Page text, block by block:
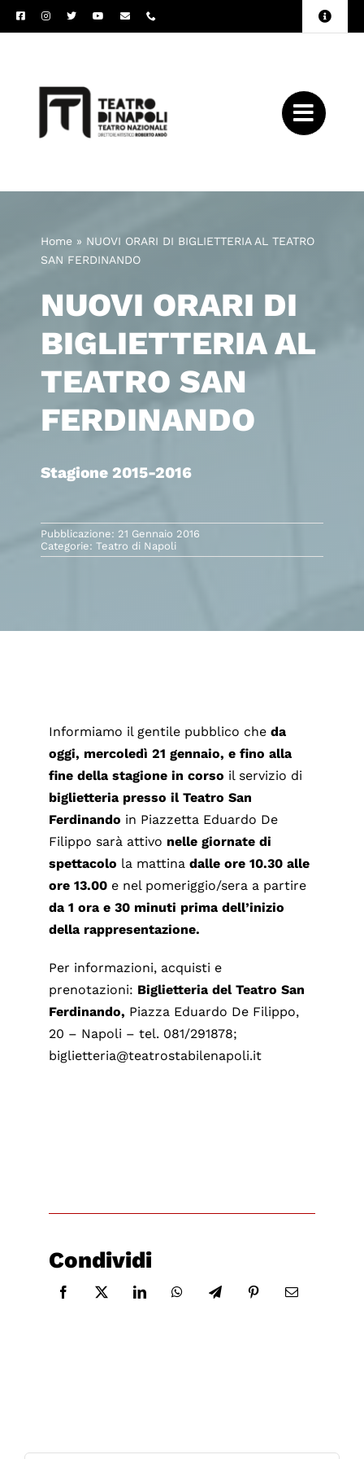
Salta
al
Toggle
Home » NUOVI ORARI DI BIGLIETTERIA AL TEATRO
SAN FERDINANDO
NUOVI ORARI DI
BIGLIETTERIA AL
TEATRO SAN
FERDINANDO
Stagione 2015-2016
Pubblicazione: 21 Gennaio 2016
Categorie: Teatro di Napoli
Informiamo il gentile pubblico che da
oggi, mercoledì 21 gennaio, e fino alla
fine della stagione in corso il servizio di
biglietteria presso il Teatro San
Ferdinando in Piazzetta Eduardo De
Filippo sarà attivo nelle giornate di
spettacolo la mattina dalle ore 10.30 alle
ore 13.00 e nel pomeriggio/sera a partire
da 1 ora e 30 minuti prima dell’inizio
della rappresentazione.
Per informazioni, acquisti e
prenotazioni: Biglietteria del Teatro San
Ferdinando, Piazza Eduardo De Filippo,
20 – Napoli – tel. 081/291878;
biglietteria@teatrostabilenapoli.it
Condividi